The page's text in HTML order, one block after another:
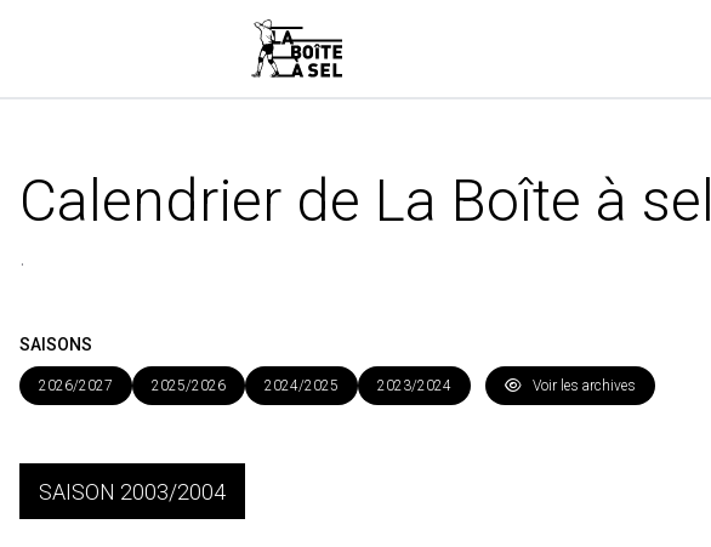
Calendrier de La Boîte à sel
.
SAISONS
2026/2027 2025/2026 2024/2025 2023/2024 Voir les archives
SAISON 2003/2004